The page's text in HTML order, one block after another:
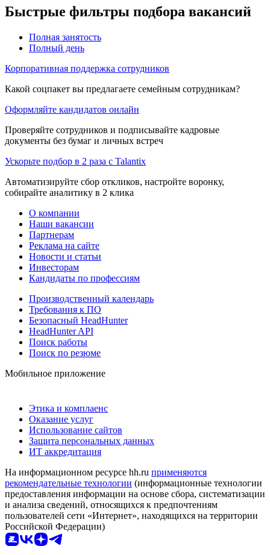
Быстрые фильтры подбора вакансий
Полная занятость
Полный день
Корпоративная поддержка сотрудников
Какой соцпакет вы предлагаете семейным сотрудникам?
Оформляйте кандидатов онлайн
Проверяйте сотрудников и подписывайте кадровые
документы без бумаг и личных встреч
Ускорьте подбор в 2 раза с Talantix
Автоматизируйте сбор откликов, настройте воронку,
собирайте аналитику в 2 клика
О компании
Наши вакансии
Партнерам
Реклама на сайте
Новости и статьи
Инвесторам
Кандидаты по профессиям
Производственный календарь
Требования к ПО
Безопасный HeadHunter
HeadHunter API
Поиск работы
Поиск по резюме
Мобильное приложение
Этика и комплаенс
Оказание услуг
Использование сайтов
Защита персональных данных
ИТ аккредитация
На информационном ресурсе hh.ru применяются
рекомендательные технологии (информационные технологии
предоставления информации на основе сбора, систематизации
и анализа сведений, относящихся к предпочтениям
пользователей сети «Интернет», находящихся на территории
Российской Федерации)